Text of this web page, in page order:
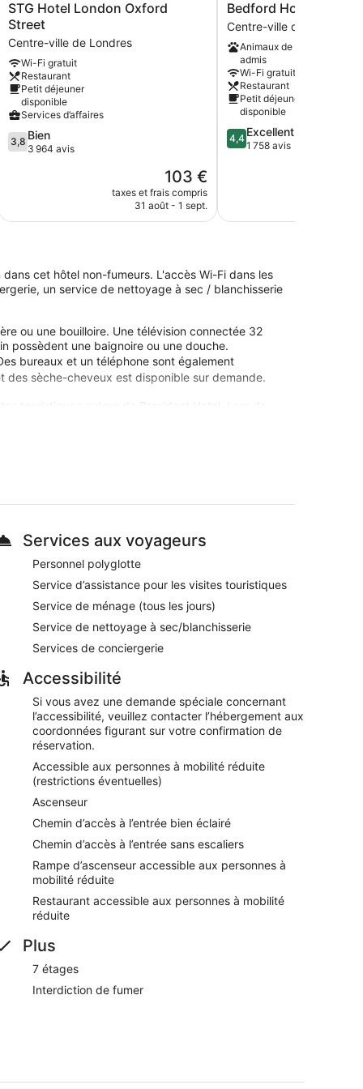
STG
Hotel
London
Oxford
Street
Centre-
ville
de
Londres
STG Hotel London Oxford
Street
Centre-ville de Londres
Wi-Fi gratuit
Restaurant
Petit déjeuner
disponible
Services d’affaires
3.8
sur
3,8 Bien
3 964 avis
Le
nouveau
prix
103 €
taxes et frais compris
31 août - 1 sept.
Bedford
Hotel
Centre-
ville
Londres
Bedford Hotel
Centre-ville de Londres
Animaux de compagnie
admis
Wi-Fi gratuit
Restaurant
Petit déjeuner
disponible
4.4
sur
4,4 Excellent
1 758 avis
cet hôtel non-fumeurs. L'accès Wi-Fi dans les
un service de nettoyage à sec / blanchisserie
ou une bouilloire. Une télévision connectée 32
possèdent une baignoire ou une douche.
bureaux et un téléphone sont également
des sèche-cheveux est disponible sur demande.
touristiques autour de President Hotel. Lors de
Museum. Dans cet hébergement, vous
un café, un restaurant et un bar / salon
ou l'achat de billets
plaisent beaucoup aux clients
Museum
abrite un bar / salon, l'idéal pour siroter un
au Wi-Fi dans les espaces communs.
de souvenirs/un kiosque à journaux et un
déjeuner anglais tous les jours de 07 h 00 à
tous les jours.
les jours.
Services aux voyageurs
Personnel polyglotte
Service d’assistance pour les visites touristiques
Service de ménage (tous les jours)
Service de nettoyage à sec/blanchisserie
Services de conciergerie
Accessibilité
Si vous avez une demande spéciale concernant
l’accessibilité, veuillez contacter l’hébergement aux
coordonnées figurant sur votre confirmation de
réservation.
Accessible aux personnes à mobilité réduite
(restrictions éventuelles)
Ascenseur
Chemin d’accès à l’entrée bien éclairé
Chemin d’accès à l’entrée sans escaliers
Rampe d’ascenseur accessible aux personnes à
mobilité réduite
Restaurant accessible aux personnes à mobilité
réduite
Plus
7 étages
Interdiction de fumer